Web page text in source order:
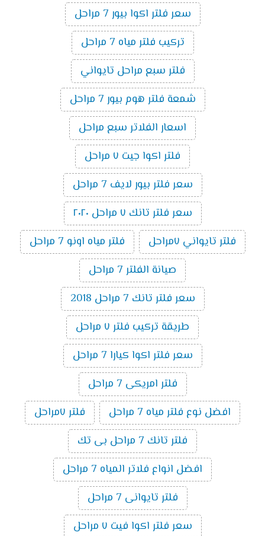
سعر فلتر اكوا بيور 7 مراحل
تركيب فلتر مياه 7 مراحل
فلتر سبع مراحل تايواني
شمعة فلتر هوم بيور 7 مراحل
اسعار الفلاتر سبع مراحل
فلتر اكوا جيت ٧ مراحل
سعر فلتر بيور لايف 7 مراحل
سعر فلتر تانك ٧ مراحل ٢٠٢٠
فلتر تايواني ٧مراحل
فلتر مياه اونو 7 مراحل
صيانة الفلتر 7 مراحل
سعر فلتر تانك 7 مراحل 2018
طريقة تركيب فلتر ٧ مراحل
سعر فلتر اكوا كيارا 7 مراحل
فلتر امريكى 7 مراحل
افضل نوع فلتر مياه 7 مراحل
فلتر ٧مراحل
فلتر تانك 7 مراحل بى تك
افضل انواع فلاتر المياه 7 مراحل
فلتر تايوانى 7 مراحل
سعر فلتر اكوا فيت ٧ مراحل